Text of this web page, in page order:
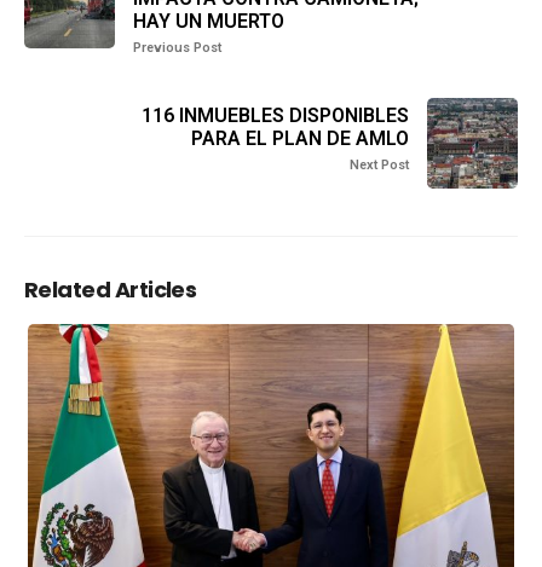
HAY UN MUERTO
Previous Post
116 INMUEBLES DISPONIBLES
PARA EL PLAN DE AMLO
Next Post
Related Articles